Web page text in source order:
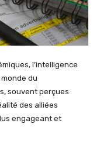
l’intelligence
du
souvent perçues
des alliées
engageant et